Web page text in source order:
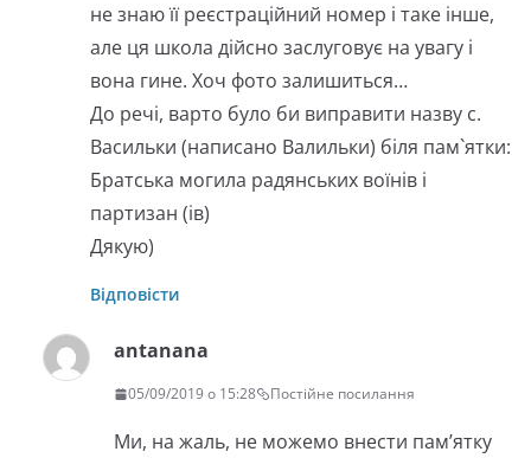
не знаю її реєстраційний номер і таке інше,
але ця школа дійсно заслуговує на увагу і
вона гине. Хоч фото залишиться…
До речі, варто було би виправити назву с.
Васильки (написано Валильки) біля пам`ятки:
Братська могила радянських воїнів і
партизан (ів)
Дякую)
Відповісти
antanana
05/09/2019 о 15:28 Постійне посилання
Ми, на жаль, не можемо внести пам’ятку